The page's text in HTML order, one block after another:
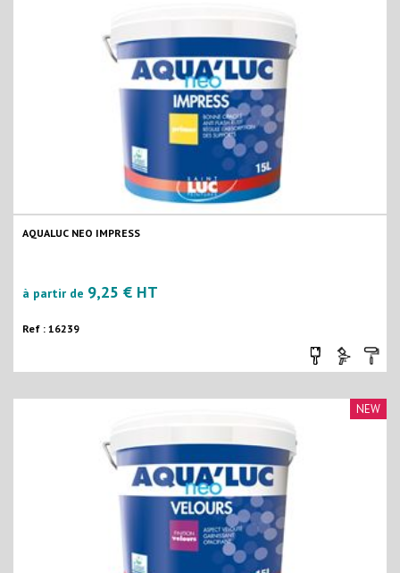
AQUALUC NEO IMPRESS
à partir de 9,25 € HT
Ref : 16239
NEW